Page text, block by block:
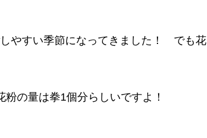
やすい季節になってきました！ でも花
の量は拳1個分らしいですよ！